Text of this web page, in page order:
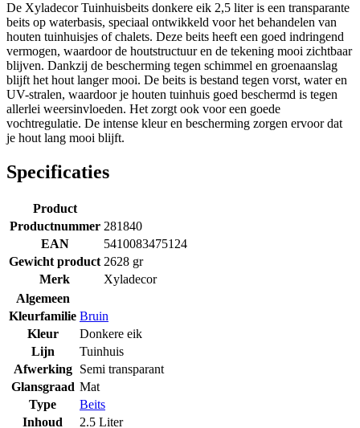
De Xyladecor Tuinhuisbeits donkere eik 2,5 liter is een transparante
beits op waterbasis, speciaal ontwikkeld voor het behandelen van
houten tuinhuisjes of chalets. Deze beits heeft een goed indringend
vermogen, waardoor de houtstructuur en de tekening mooi zichtbaar
blijven. Dankzij de bescherming tegen schimmel en groenaanslag
blijft het hout langer mooi. De beits is bestand tegen vorst, water en
UV-stralen, waardoor je houten tuinhuis goed beschermd is tegen
allerlei weersinvloeden. Het zorgt ook voor een goede
vochtregulatie. De intense kleur en bescherming zorgen ervoor dat
je hout lang mooi blijft.
Specificaties
Product
Productnummer 281840
EAN
5410083475124
Gewicht product 2628 gr
Merk
Xyladecor
Algemeen
Kleurfamilie Bruin
Kleur
Donkere eik
Lijn
Tuinhuis
Afwerking
Semi transparant
Glansgraad Mat
Type
Beits
Inhoud
2.5 Liter